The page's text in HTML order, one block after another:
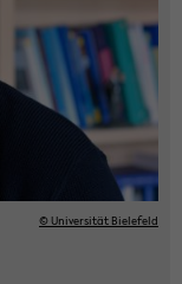
© Uni­ver­si­tät Bie­le­feld